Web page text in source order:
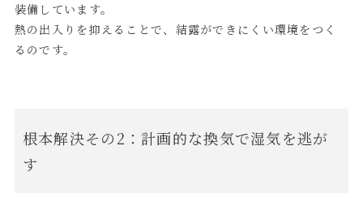
装備しています。
熱の出入りを抑えることで、結露ができにくい環境をつく
るのです。
根本解決その2：計画的な換気で湿気を逃が
す